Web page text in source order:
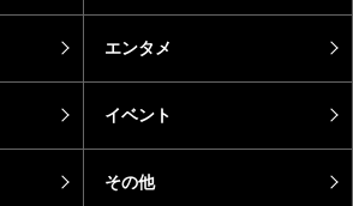
エンタメ
イベント
その他